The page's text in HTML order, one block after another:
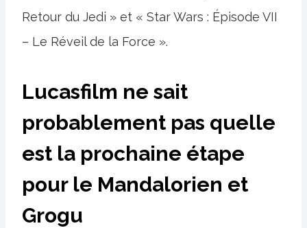
Retour du Jedi » et « Star Wars : Épisode VII
– Le Réveil de la Force ».
Lucasfilm ne sait
probablement pas quelle
est la prochaine étape
pour le Mandalorien et
Grogu